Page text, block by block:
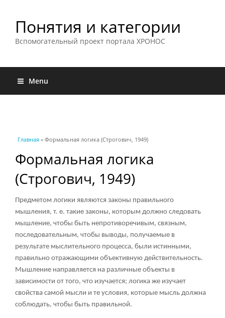
Понятия и категории
Вспомогательный проект портала ХРОНОС
Menu
Вы здесь
Главная » Формальная логика (Строгович, 1949)
Формальная логика
(Строгович, 1949)
Предметом логики являются законы правильного
мышления, т. е. такие законы, которым должно следовать
мышление, чтобы быть непротиворечивым, связным,
последовательным, чтобы выводы, получаемые в
результате мыслительного процесса, были истинными,
правильно отражающими объективную действительность.
Мышление направляется на различные объекты в
зависимости от того, что изучается; логика же изучает
свойства самой мысли и те условия, которые мысль должна
соблюдать, чтобы быть правильной.